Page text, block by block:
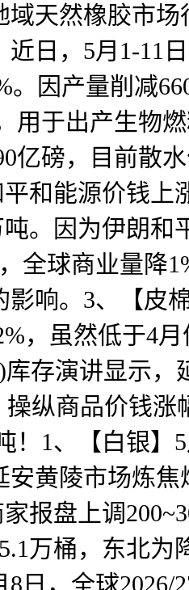
域天然橡胶市
近日，5月1-11
。因产量削减
用于出产生物
亿磅，目前散
和能源价钱
。因为伊朗
全球商业量降
影响。3、【皮
，虽然低于4
存演讲显示，
操纵商品价钱
！1、【白银】
安黄陵市场炼
报盘上调
万桶，东北
日，全球